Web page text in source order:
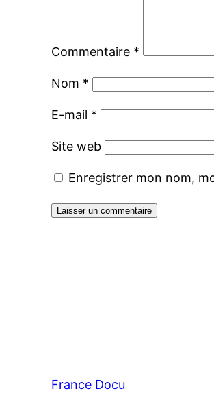
Commentaire *
Nom *
E-mail *
Site web
Enregistrer mon nom,
France Docu